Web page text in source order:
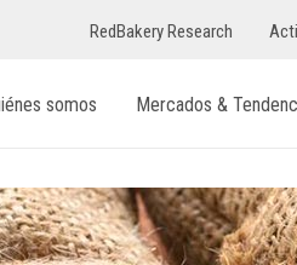
RedBakery Research
somos Mercados &